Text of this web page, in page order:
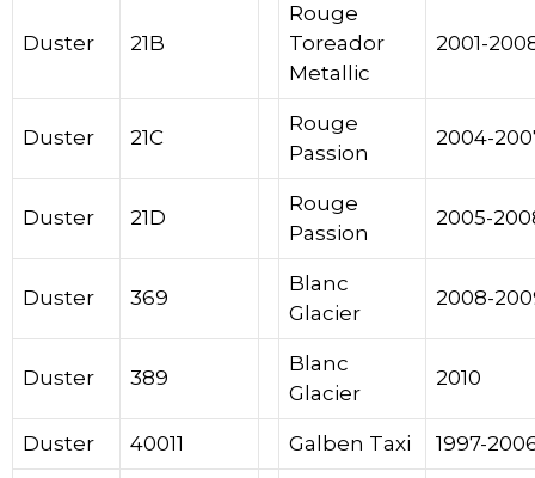
Duster 21B
Rouge
Toreador
Metallic
2001-
Duster 21C
Rouge
Passion
2004-
Duster 21D
Rouge
Passion
2005-
Duster 369
Blanc
Glacier
2008-
Duster 389
Blanc
Glacier
2010
Duster 40011 Galben Taxi 1997-